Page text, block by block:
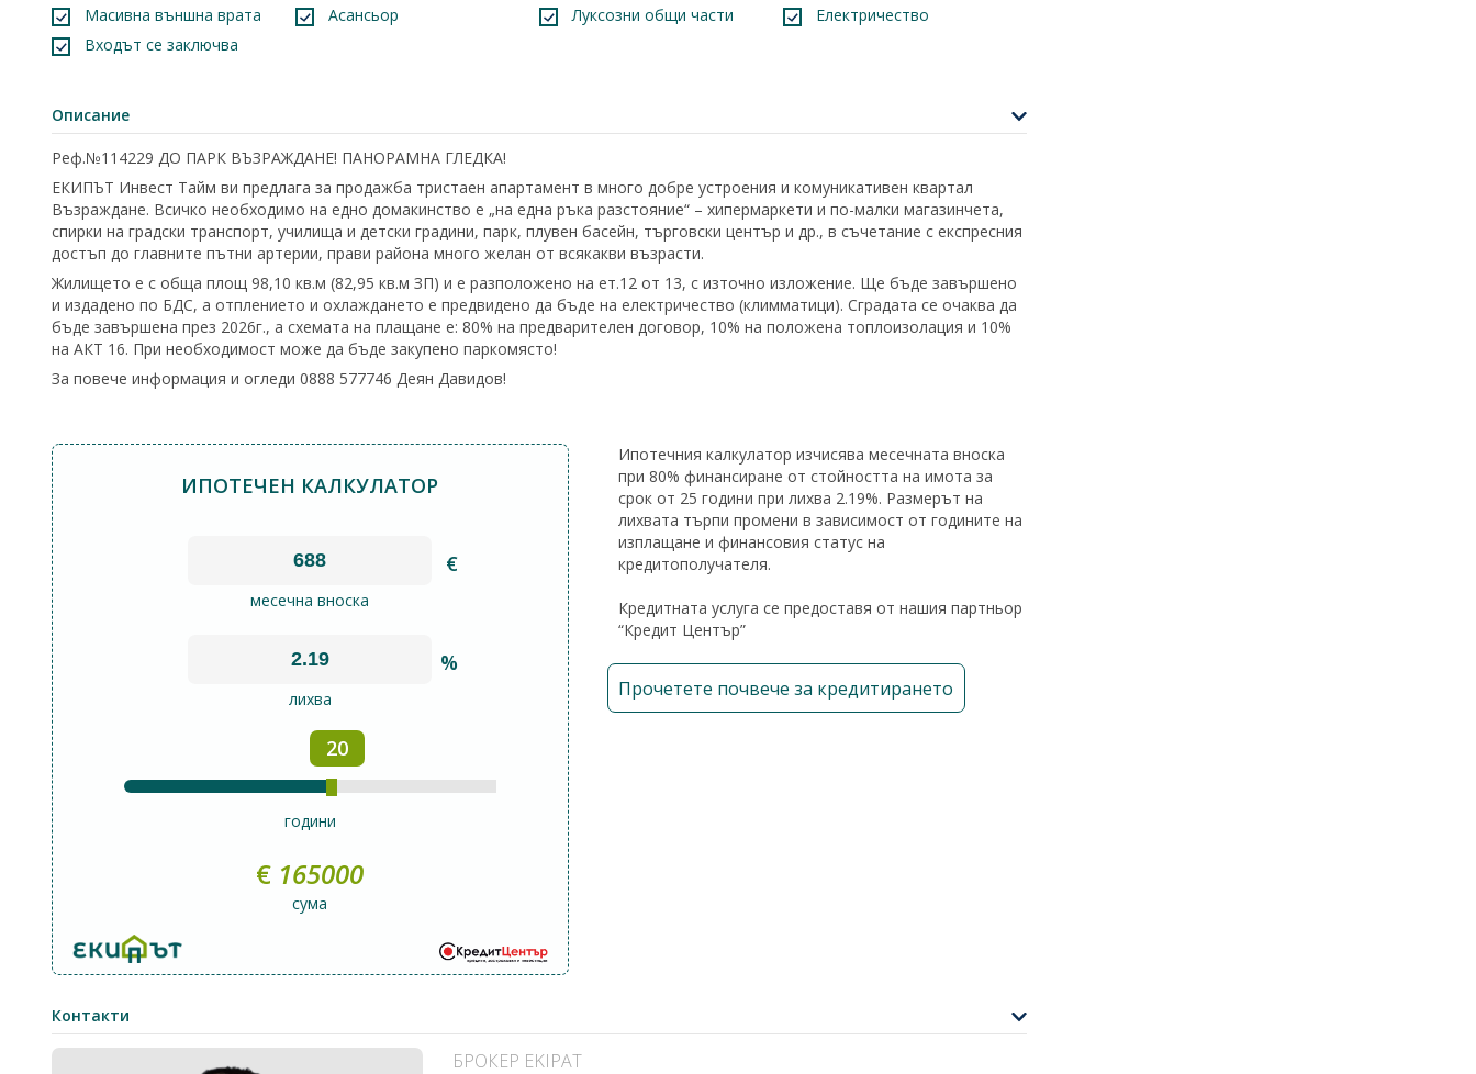
Масивна външна врата Асансьор Луксозни общи части
Електричество
Входът се заключва
Описание
Реф.№114229 ДО ПАРК ВЪЗРАЖДАНЕ! ПАНОРАМНА ГЛЕДКА!
ЕКИПЪТ Инвест Тайм ви предлага за продажба тристаен апартамент в много добре устроения и комуникативен квартал
Възраждане. Всичко необходимо на едно домакинство е „на една ръка разстояние“ – хипермаркети и по-малки магазинчета,
спирки на градски транспорт, училища и детски градини, парк, плувен басейн, търговски център и др., в съчетание с експресния
достъп до главните пътни артерии, прави района много желан от всякакви възрасти.
Жилището е с обща площ 98,10 кв.м (82,95 кв.м ЗП) и е разположено на ет.12 от 13, с източно изложение. Ще бъде завършено
и издадено по БДС, а отплението и охлаждането е предвидено да бъде на електричество (климматици). Сградата се очаква да
бъде завършена през 2026г., а схемата на плащане е: 80% на предварителен договор, 10% на положена топлоизолация и 10%
на АКТ 16. При необходимост може да бъде закупено паркомясто!
За повече информация и огледи 0888 577746 Деян Давидов!
ИПОТЕЧЕН КАЛКУЛАТОР
€
месечна вноска
%
лихва
20
години
€ 165000
сума
Ипотечния калкулатор изчисява месечната вноска
при 80% финансиране от стойността на имота за
срок от 25 години при лихва 2.19%. Размерът на
лихвата търпи промени в зависимост от годините на
изплащане и финансовия статус на
кредитополучателя.
Кредитната услуга се предоставя от нашия партньор
“Кредит Център”
Прочетете почвече за кредитирането
Контакти
БРОКЕР EKIPAT